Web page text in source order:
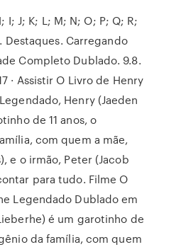
I; J; K; L; M; N; O; P; Q; R;
Destaques. Carregando
Completo Dublado. 9.8.
· Assistir O Livro de Henry
Henry (Jaeden
de 11 anos, o
com quem a mãe,
e o irmão, Peter (Jacob
para tudo. Filme O
Legendado Dublado em
é um garotinho de
da família, com quem